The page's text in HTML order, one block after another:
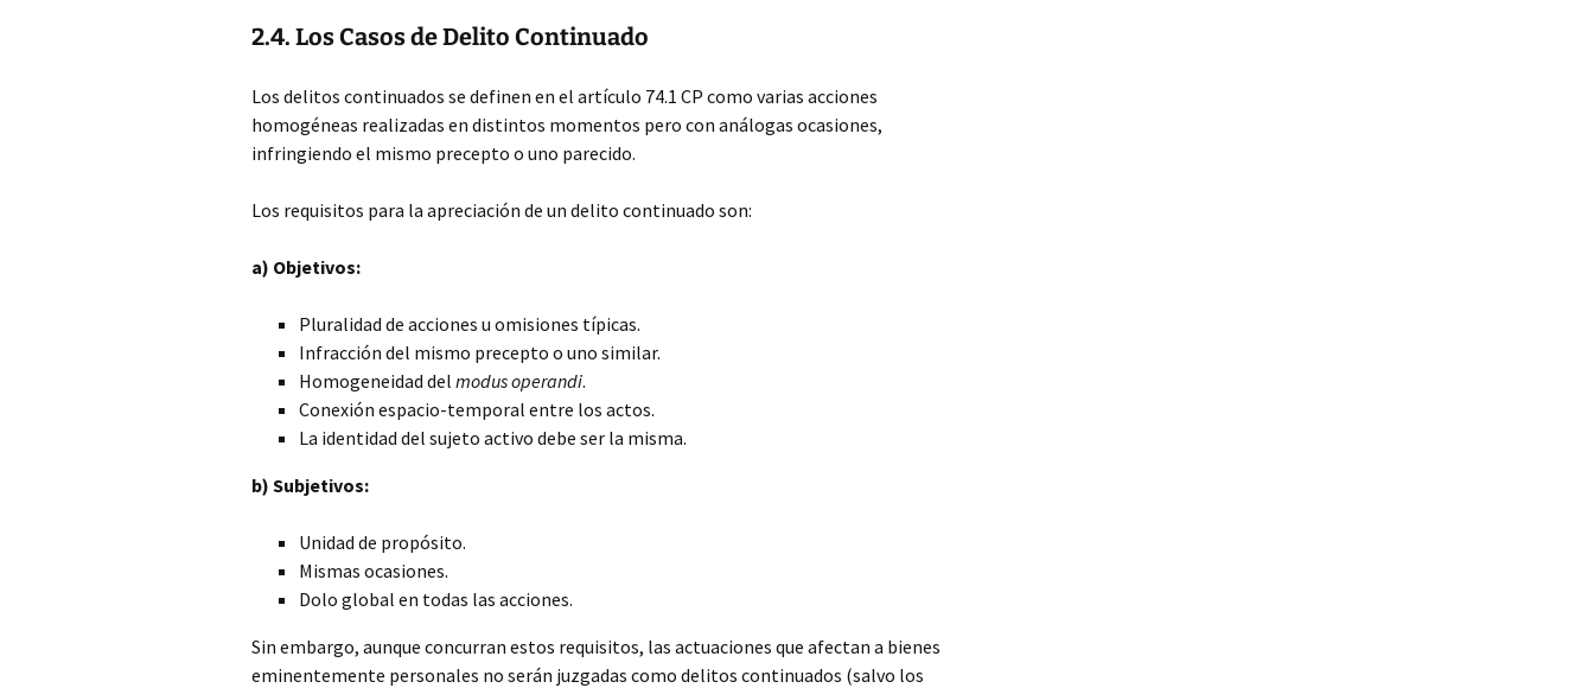
2.4. Los Casos de Delito Continuado
Los delitos continuados se definen en el artículo 74.1 CP como varias acciones
homogéneas realizadas en distintos momentos pero con análogas ocasiones,
infringiendo el mismo precepto o uno parecido.
Los requisitos para la apreciación de un delito continuado son:
a) Objetivos:
Pluralidad de acciones u omisiones típicas.
Infracción del mismo precepto o uno similar.
Homogeneidad del modus operandi.
Conexión espacio-temporal entre los actos.
La identidad del sujeto activo debe ser la misma.
b) Subjetivos:
Unidad de propósito.
Mismas ocasiones.
Dolo global en todas las acciones.
Sin embargo, aunque concurran estos requisitos, las actuaciones que afectan a bienes
eminentemente personales no serán juzgadas como delitos continuados (salvo los